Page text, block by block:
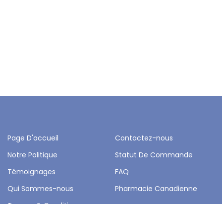
Page D'accueil
Contactez-nous
Notre Politique
Statut De Commande
Témoignages
FAQ
Qui Sommes-nous
Pharmacie Canadienne